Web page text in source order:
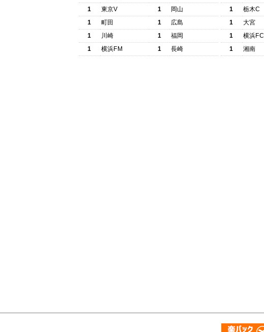
1
東京V 1
岡山
1
町田 1
広島
1
川崎 1
福岡
1
横浜FM 1 長崎
1
栃木C
1
大宮
1
横浜FC
1
湘南